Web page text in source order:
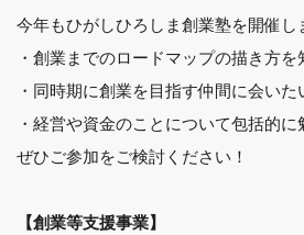
今年もひがしひろしま創業塾を開催し
・創業までのロードマップの描き方を
・同時期に創業を目指す仲間に会いた
・経営や資金のことについて包括的
ぜひご参加をご検討ください！
【創業等支援事業】